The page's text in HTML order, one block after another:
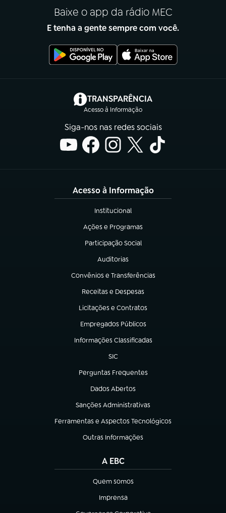
Baixe o app da rádio MEC
E tenha a gente sempre com você.
TRANSPARÊNCIA
Acesso à Informação
(abre em nova aba)
Siga-nos nas redes sociais
Acesso à Informação
Institucional
(abre em nova aba)
Ações e Programas
(abre em nova aba)
Participação Social
(abre em nova aba)
Auditorias
(abre em nova aba)
Convênios e Transferências
(abre em nova aba)
Receitas e Despesas
(abre em nova aba)
Licitações e Contratos
(abre em nova aba)
Empregados Públicos
(abre em nova aba)
Informações Classificadas
(abre em nova aba)
SIC
(abre em nova aba)
Perguntas Frequentes
(abre em nova aba)
Dados Abertos
(abre em nova aba)
Sanções Administrativas
(abre em nova aba)
Ferramentas e Aspectos Tecnológicos
(abre em nova aba)
Outras Informações
(abre em nova aba)
A EBC
Quem somos
(abre em nova aba)
Imprensa
(abre em nova aba)